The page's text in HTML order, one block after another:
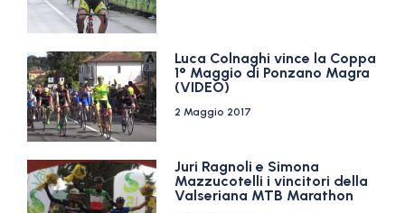
Luca Colnaghi vince la Coppa
1° Maggio di Ponzano Magra
(VIDEO)
2 Maggio 2017
Juri Ragnoli e Simona
Mazzucotelli i vincitori della
Valseriana MTB Marathon